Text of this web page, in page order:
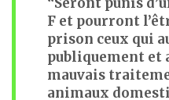
F et pourront
prison ceux qui
publiquement et
mauvais
animaux